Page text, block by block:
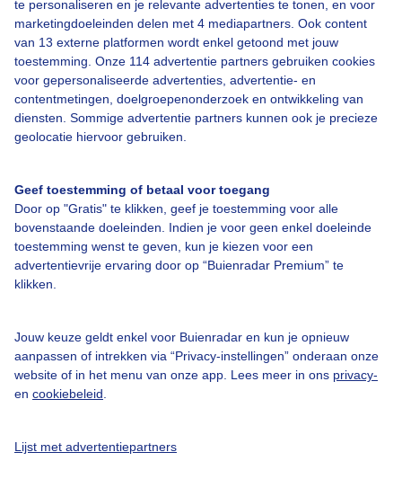
te personaliseren en je relevante advertenties te tonen, en voor
marketingdoeleinden delen met 4 mediapartners. Ook content
van 13 externe platformen wordt enkel getoond met jouw
toestemming. Onze 114 advertentie partners gebruiken cookies
voor gepersonaliseerde advertenties, advertentie- en
contentmetingen, doelgroepenonderzoek en ontwikkeling van
diensten. Sommige advertentie partners kunnen ook je precieze
geolocatie hiervoor gebruiken.
Geef toestemming of betaal voor toegang
Door op "Gratis" te klikken, geef je toestemming voor alle
bovenstaande doeleinden. Indien je voor geen enkel doeleinde
toestemming wenst te geven, kun je kiezen voor een
advertentievrije ervaring door op “Buienradar Premium” te
klikken.
Jouw keuze geldt enkel voor Buienradar en kun je opnieuw
aanpassen of intrekken via “Privacy-instellingen” onderaan onze
website of in het menu van onze app. Lees meer in ons privacy-
en cookiebeleid
Lijst met advertentiepartners
Over Buienradar
Veelgestelde vragen
Contact
Toegankelijkheid
Adverteren
Buienradar Team
Privacy beleid
Privacy instellingen